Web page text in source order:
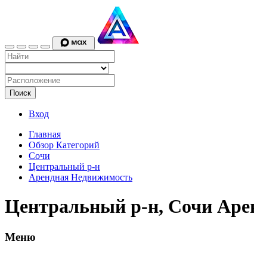
Поиск
Вход
Главная
Обзор Категорий
Сочи
Центральный р-н
Арендная Недвижимость
Центральный р-н, Сочи
Меню